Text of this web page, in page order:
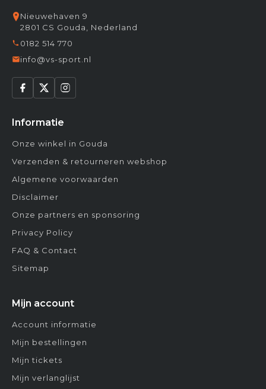
Nieuwehaven 9
2801 CS Gouda, Nederland
0182 514 770
info@vs-sport.nl
Informatie
Onze winkel in Gouda
Verzenden & retourneren webshop
Algemene voorwaarden
Disclaimer
Onze partners en sponsoring
Privacy Policy
FAQ & Contact
Sitemap
Mijn account
Account informatie
Mijn bestellingen
Mijn tickets
Mijn verlanglijst